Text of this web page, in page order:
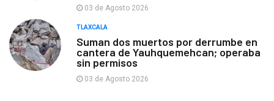
03 de Agosto 2026
TLAXCALA
Suman dos muertos por derrumbe en
cantera de Yauhquemehcan; operaba
sin permisos
03 de Agosto 2026